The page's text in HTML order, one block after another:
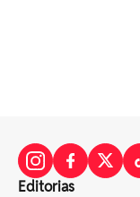
Editorias